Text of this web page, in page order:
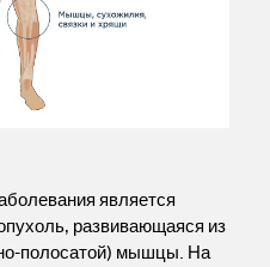
является
развивающаяся из
полосатой) мышцы. На